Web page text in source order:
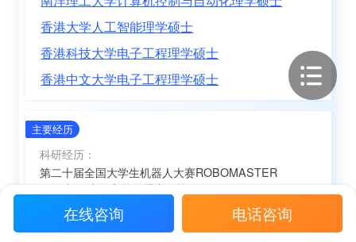
香港大学人工智能理学硕士
香港科技大学电子工程理学硕士
香港中文大学电子工程理学硕士
主要经历
科研经历：
第二十届全国大学生机器人大赛ROBOMASTER
2021机甲大师高校联盟赛三等奖
上海市大学生电子设计竞赛
课程设计：2020年电赛坡道行驶电动小车设计
在线咨询 电话咨询